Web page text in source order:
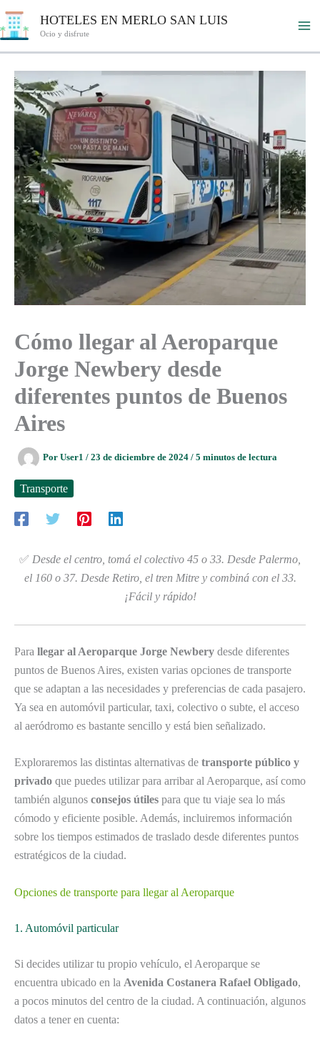
al
HOTELES EN MERLO SAN LUIS
Ocio y disfrute
Cómo llegar al Aeroparque
Jorge Newbery desde
diferentes puntos de Buenos
Aires
Por User1 / 23 de diciembre de 2024 / 5 minutos de lectura
Transporte
✅ Desde el centro, tomá el colectivo 45 o 33. Desde Palermo,
el 160 o 37. Desde Retiro, el tren Mitre y combiná con el 33.
¡Fácil y rápido!
Para llegar al Aeroparque Jorge Newbery desde diferentes
puntos de Buenos Aires, existen varias opciones de transporte
que se adaptan a las necesidades y preferencias de cada pasajero.
Ya sea en automóvil particular, taxi, colectivo o subte, el acceso
al aeródromo es bastante sencillo y está bien señalizado.
Exploraremos las distintas alternativas de transporte público y
privado que puedes utilizar para arribar al Aeroparque, así como
también algunos consejos útiles para que tu viaje sea lo más
cómodo y eficiente posible. Además, incluiremos información
sobre los tiempos estimados de traslado desde diferentes puntos
estratégicos de la ciudad.
Opciones de transporte para llegar al Aeroparque
1. Automóvil particular
Si decides utilizar tu propio vehículo, el Aeroparque se
encuentra ubicado en la Avenida Costanera Rafael Obligado,
a pocos minutos del centro de la ciudad. A continuación, algunos
datos a tener en cuenta: